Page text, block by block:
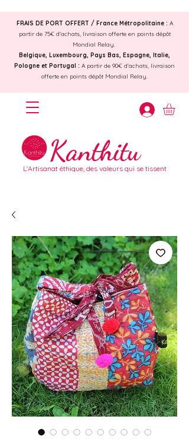
Kanthitu
L'Artisanat éthique, des valeurs qui se tissent
FRAIS DE PORT OFFERT / France Métropolitaine : A
partir de 75€ d'achats, livraison offerte en points dépôt
Mondial Relay.
Belgique, Luxembourg, Pays Bas, Espagne, Italie,
Pologne et Portugal : A partir de 90€ d'achats, livraison
offerte en points dépôt Mondial Relay.